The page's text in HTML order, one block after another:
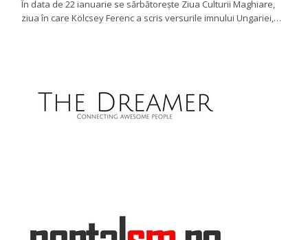
În data de 22 ianuarie se sărbătorește Ziua Culturii Maghiare,
ziua în care Kölcsey Ferenc a scris versurile imnului Ungariei,…